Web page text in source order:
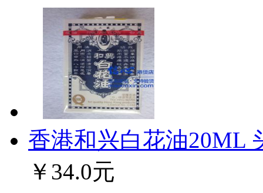
香港和兴白花油20ML
￥34.0元